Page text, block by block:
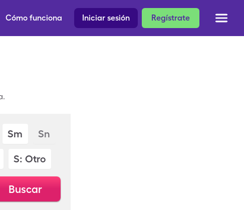
Regístrate
Iniciar sesión
Cómo funciona
Sm Sn
S: Otro
Buscar